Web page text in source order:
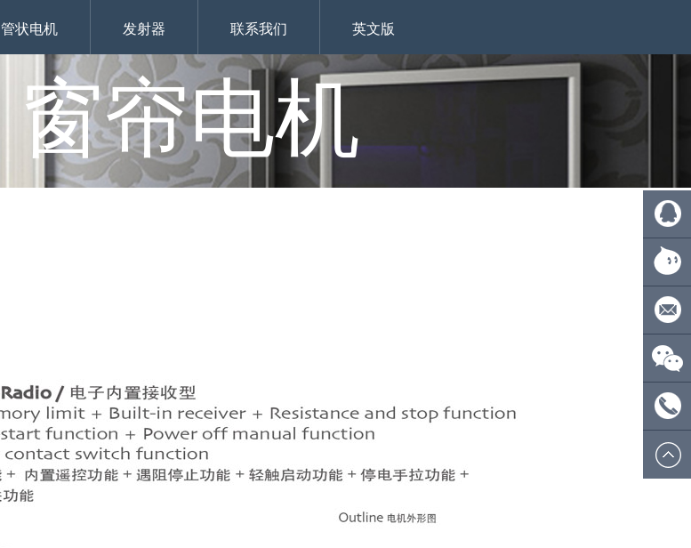
管状电机 发射器 联系我们 英文版
窗帘电机
QQ:
旺旺：
ecsionwd
邮箱：
微信
号：
电话: